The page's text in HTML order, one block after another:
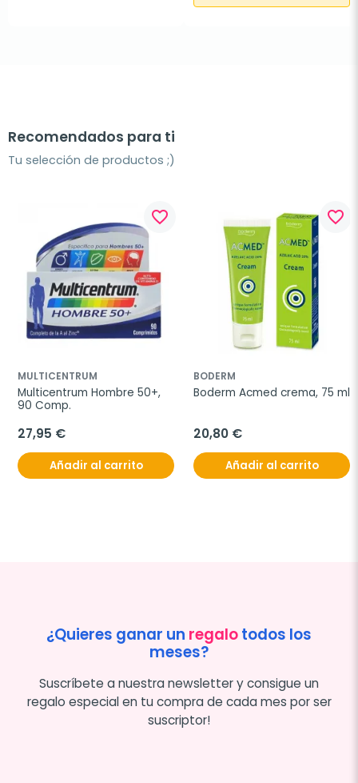
Recomendados para ti
Tu selección de productos ;)
favorite_border
MULTICENTRUM
Multicentrum Hombre 50+,
90 Comp.
27,95 €
Añadir al carrito
favorite_border
BODERM
Boderm Acmed crema, 75 ml
20,80 €
Añadir al carrito
¿Quieres ganar un regalotodos los
meses?
Suscríbete a nuestra newsletter y consigue un
regalo especial en tu compra de cada mes por ser
suscriptor!